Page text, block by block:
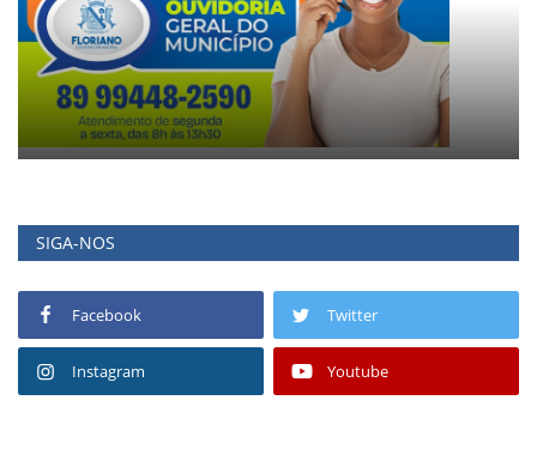
SIGA-NOS
Facebook Twitter
Instagram Youtube